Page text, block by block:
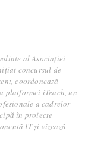
al Asociației
concursul de
coordonează
platformei iTeach, un
a cadrelor
în proiecte
IT și vizează